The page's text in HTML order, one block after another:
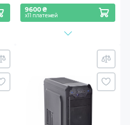
9600 ₴
х11 платежей